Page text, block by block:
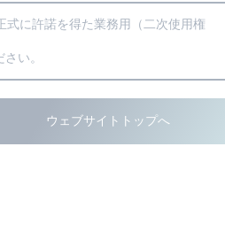
に許諾を得た業務用（二次使用権
い。
ウェブサイトトップへ